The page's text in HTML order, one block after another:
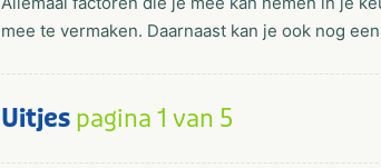
mee te vermaken. Daarnaast kan je ook nog
Uitjes pagina 1 van 5